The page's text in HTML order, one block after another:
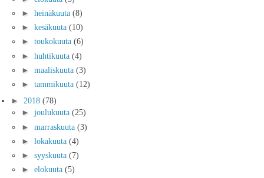
► heinäkuuta (8)
► kesäkuuta (10)
► toukokuuta (6)
► huhtikuuta (4)
► maaliskuuta (3)
► tammikuuta (12)
► 2018 (78)
► joulukuuta (25)
► marraskuuta (3)
► lokakuuta (4)
► syyskuuta (7)
► elokuuta (5)